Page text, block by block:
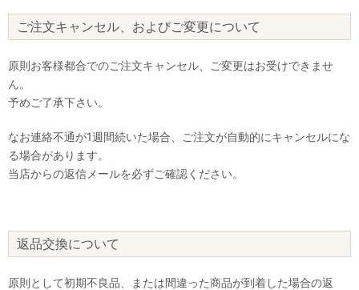
ご注文キャンセル、およびご変更について
原則お客様都合でのご注文キャンセル、ご変更はお受けできませ
ん。
予めご了承下さい。
なお連絡不通が1週間続いた場合、ご注文が自動的にキャンセルにな
る場合があります。
当店からの返信メールを必ずご確認ください。
返品交換について
原則として初期不良品、または間違った商品が到着した場合の返